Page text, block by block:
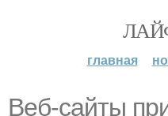
главная
Веб-сайты